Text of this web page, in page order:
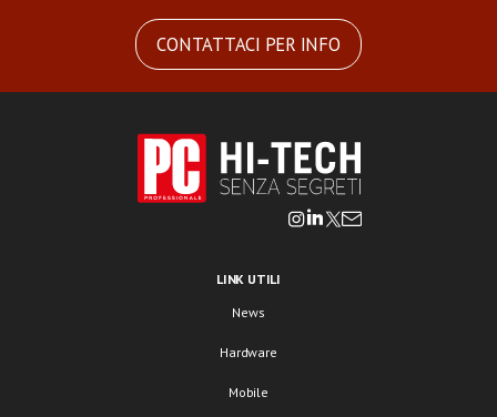
CONTATTACI PER INFO
LINK UTILI
News
Hardware
Mobile